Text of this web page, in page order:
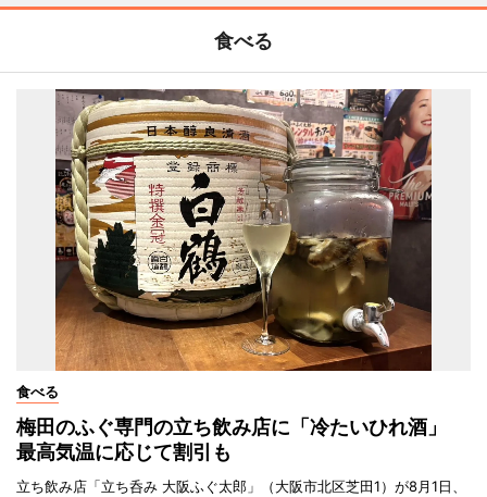
食べる
食べる
梅田のふぐ専門の立ち飲み店に「冷たいひれ酒」
最高気温に応じて割引も
立ち飲み店「立ち呑み 大阪ふぐ太郎」（大阪市北区芝田1）が8月1日、